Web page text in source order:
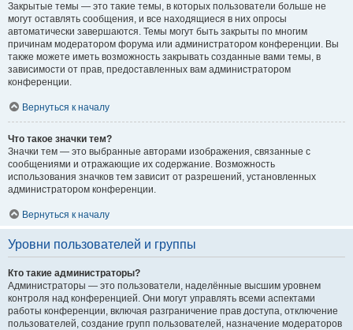
Закрытые темы — это такие темы, в которых пользователи больше не
могут оставлять сообщения, и все находящиеся в них опросы
автоматически завершаются. Темы могут быть закрыты по многим
причинам модератором форума или администратором конференции. Вы
также можете иметь возможность закрывать созданные вами темы, в
зависимости от прав, предоставленных вам администратором
конференции.
Вернуться к началу
Что такое значки тем?
Значки тем — это выбранные авторами изображения, связанные с
сообщениями и отражающие их содержание. Возможность
использования значков тем зависит от разрешений, установленных
администратором конференции.
Вернуться к началу
Уровни пользователей и группы
Кто такие администраторы?
Администраторы — это пользователи, наделённые высшим уровнем
контроля над конференцией. Они могут управлять всеми аспектами
работы конференции, включая разграничение прав доступа, отключение
пользователей, создание групп пользователей, назначение модераторов